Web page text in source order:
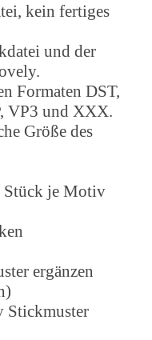
kein fertiges
und der
Formaten DST,
VP3 und XXX.
Größe des
Stück je Motiv
ergänzen
Stickmuster